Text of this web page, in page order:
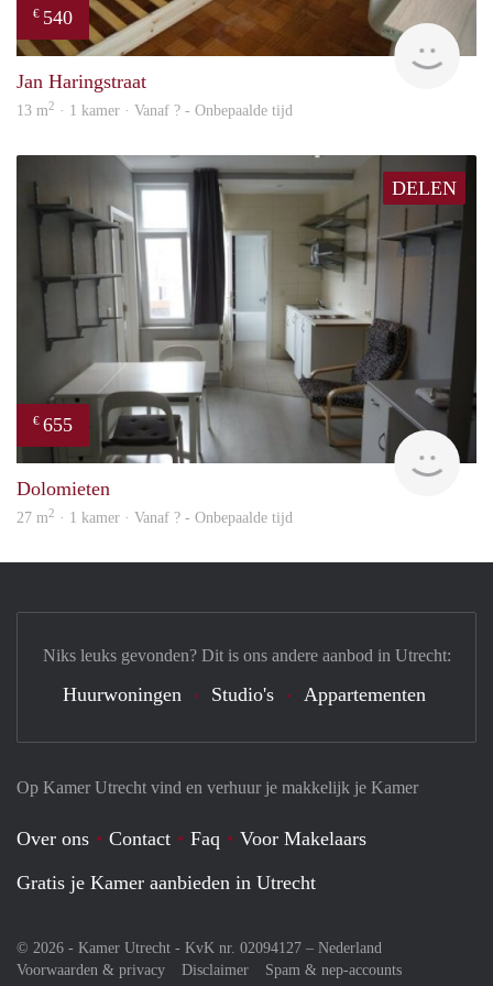
€ 540
Jan Haringstraat
13 m2 · 1 kamer · Vanaf ? - Onbepaalde tijd
DELEN
€ 655
Dolomieten
27 m2 · 1 kamer · Vanaf ? - Onbepaalde tijd
Op Kamer Utrecht vind en verhuur je makkelijk je Kamer
Over ons Contact Faq
Voor Makelaars
Gratis je Kamer aanbieden in Utrecht
© 2026 - Kamer Utrecht - KvK nr. 02094127 – Nederland
Voorwaarden & privacy
Disclaimer
Spam & nep-accounts
Niks leuks gevonden? Dit is ons andere aanbod in Utrecht:
Huurwoningen Studio's Appartementen